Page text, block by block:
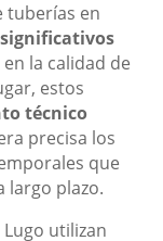
tuberías en
la calidad de
estos
técnico
precisa los
que
largo plazo.
utilizan